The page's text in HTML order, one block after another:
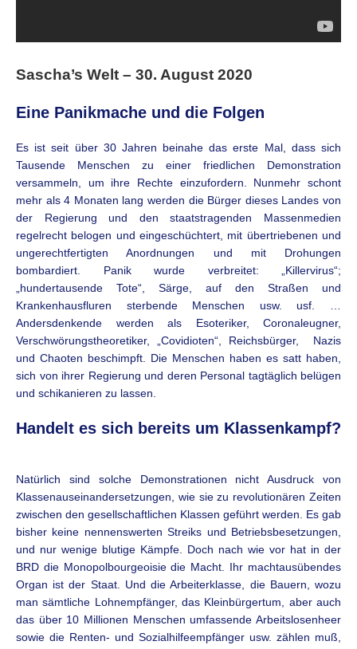
Sascha’s Welt – 30. August 2020
Eine Panikmache und die Folgen
Es ist seit über 30 Jahren beinahe das erste Mal, dass sich
Tausende Menschen zu einer friedlichen Demonstration
versammeln, um ihre Rechte einzufordern. Nunmehr schont
mehr als 4 Monaten lang werden die Bürger dieses Landes von
der Regierung und den staatstragenden Massenmedien
regelrecht belogen und eingeschüchtert, mit übertriebenen und
ungerechtfertigten Anordnungen und mit Drohungen
bombardiert. Panik wurde verbreitet: „Killervirus“;
„hundertausende Tote“, Särge, auf den Straßen und
Krankenhausfluren sterbende Menschen usw. usf. …
Andersdenkende werden als Esoteriker, Coronaleugner,
Verschwörungstheoretiker, „Covidioten“, Reichsbürger, Nazis
und Chaoten beschimpft. Die Menschen haben es satt haben,
sich von ihrer Regierung und deren Personal tagtäglich belügen
und schikanieren zu lassen.
Handelt es sich bereits um Klassenkampf?
Natürlich sind solche Demonstrationen nicht Ausdruck von
Klassenauseinandersetzungen, wie sie zu revolutionären Zeiten
zwischen den gesellschaftlichen Klassen geführt werden. Es gab
bisher keine nennenswerten Streiks und Betriebsbesetzungen,
und nur wenige blutige Kämpfe. Doch nach wie vor hat in der
BRD die Monopolbourgeoisie die Macht. Ihr machtausübendes
Organ ist der Staat. Und die Arbeiterklasse, die Bauern, wozu
man sämtliche Lohnempfänger, das Kleinbürgertum, aber auch
das über 10 Millionen Menschen umfassende Arbeitslosenheer
sowie die Renten- und Sozialhilfeempfänger usw. zählen muß,